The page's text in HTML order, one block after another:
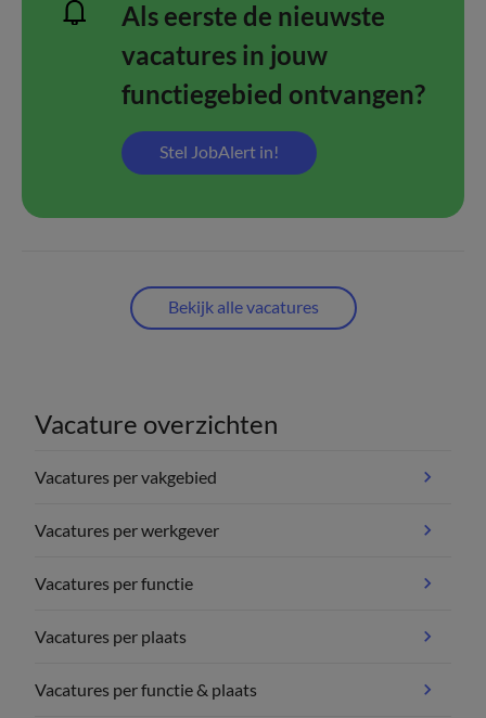
Als eerste de nieuwste
vacatures in jouw
functiegebied ontvangen?
Stel JobAlert in!
Bekijk alle vacatures
Vacature overzichten
Vacatures per vakgebied
Vacatures per werkgever
Vacatures per functie
Vacatures per plaats
Vacatures per functie & plaats